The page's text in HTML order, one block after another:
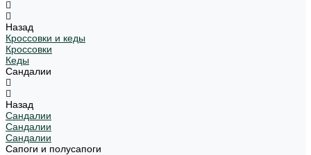
Назад
Кроссовки и кеды
Кроссовки
Кеды
Сандалии
Назад
Сандалии
Сандалии
Сандалии
Сапоги и полусапоги